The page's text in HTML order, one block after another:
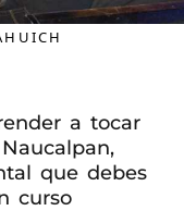
a tocar
que debes
curso